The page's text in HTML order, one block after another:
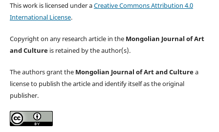
This work is licensed under aCreative Commons Attribution 4.0
International License.
Copyright on any research article in the Mongolian Journal of Art
and Cultureis retained by the author(s).
The authors grant the Mongolian Journal of Art and Culturea
license to publish the article and identify itself as the original
publisher.